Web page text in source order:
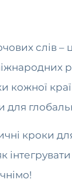
слів
кожної
кроки